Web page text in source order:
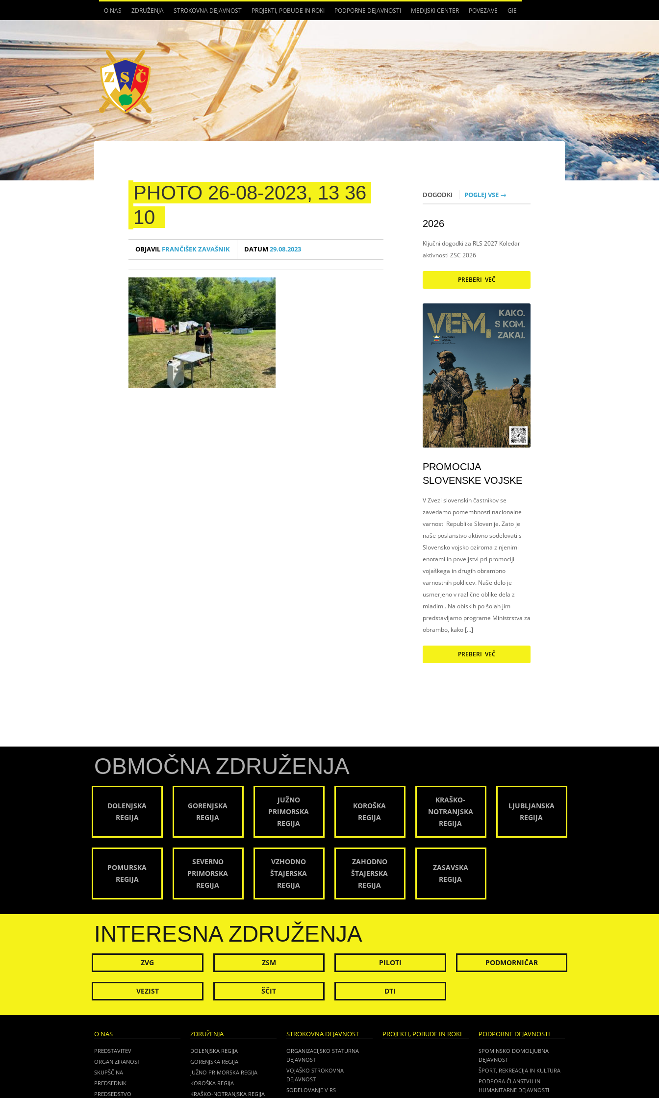
O NAS ZDRUŽENJA STROKOVNA DEJAVNOST PROJEKTI, POBUDE IN ROKI PODPORNE DEJAVNOSTI MEDIJSKI CENTER POVEZAVE GIE
PHOTO 26-08-2023, 13 36
10
OBJAVIL FRANČIŠEK ZAVAŠNIK DATUM29.08.2023
DOGODKI POGLEJ VSE →
2026
Ključni dogodki za RLS 2027 Koledar
aktivnosti ZSC 2026
PREBERI VEČ
PROMOCIJA
SLOVENSKE VOJSKE
V Zvezi slovenskih častnikov se
zavedamo pomembnosti nacionalne
varnosti Republike Slovenije. Zato je
naše poslanstvo aktivno sodelovati s
Slovensko vojsko oziroma z njenimi
enotami in poveljstvi pri promociji
vojaškega in drugih obrambno
varnostnih poklicev. Naše delo je
usmerjeno v različne oblike dela z
mladimi. Na obiskih po šolah jim
predstavljamo programe Ministrstva za
obrambo, kako […]
PREBERI VEČ
OBMOČNA ZDRUŽENJA
DOLENJSKA
REGIJA
GORENJSKA
REGIJA
JUŽNO
PRIMORSKA
REGIJA
KOROŠKA
REGIJA
KRAŠKO-
NOTRANJSKA
REGIJA
LJUBLJANSKA
REGIJA
POMURSKA
REGIJA
SEVERNO
PRIMORSKA
REGIJA
VZHODNO
ŠTAJERSKA
REGIJA
ZAHODNO
ŠTAJERSKA
REGIJA
ZASAVSKA
REGIJA
INTERESNA ZDRUŽENJA
ZVG ZSM PILOTI PODMORNIČAR
VEZIST ŠČIT DTI
O NAS
PREDSTAVITEV
ORGANIZIRANOST
SKUPŠČINA
PREDSEDNIK
PREDSEDSTVO
ZDRUŽENJA
DOLENJSKA REGIJA
GORENJSKA REGIJA
JUŽNO PRIMORSKA REGIJA
KOROŠKA REGIJA
KRAŠKO-NOTRANJSKA REGIJA
STROKOVNA DEJAVNOST
ORGANIZACIJSKO STATURNA
DEJAVNOST
VOJAŠKO STROKOVNA
DEJAVNOST
SODELOVANJE V RS
PROJEKTI, POBUDE IN ROKI PODPORNE DEJAVNOSTI
SPOMINSKO DOMOLJUBNA
DEJAVNOST
ŠPORT, REKREACIJA IN KULTURA
PODPORA ČLANSTVU IN
HUMANITARNE DEJAVNOSTI